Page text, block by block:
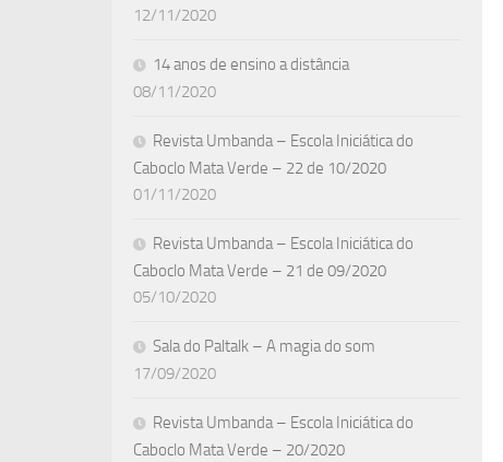
12/11/2020
14 anos de ensino a distância
08/11/2020
Revista Umbanda – Escola Iniciática do
Caboclo Mata Verde – 22 de 10/2020
01/11/2020
Revista Umbanda – Escola Iniciática do
Caboclo Mata Verde – 21 de 09/2020
05/10/2020
Sala do Paltalk – A magia do som
17/09/2020
Revista Umbanda – Escola Iniciática do
Caboclo Mata Verde – 20/2020